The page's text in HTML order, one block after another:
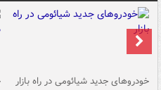
خودروهای جدید شیائومی در راه بازار